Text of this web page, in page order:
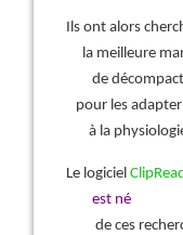
Ils ont alors
la meilleure
de
pour les adapter
à la
Le logiciel
est né
de ces